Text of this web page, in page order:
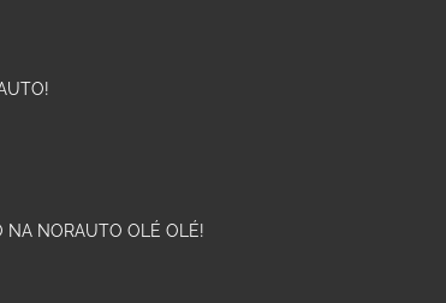
NA NORAUTO OLÉ OLÉ!